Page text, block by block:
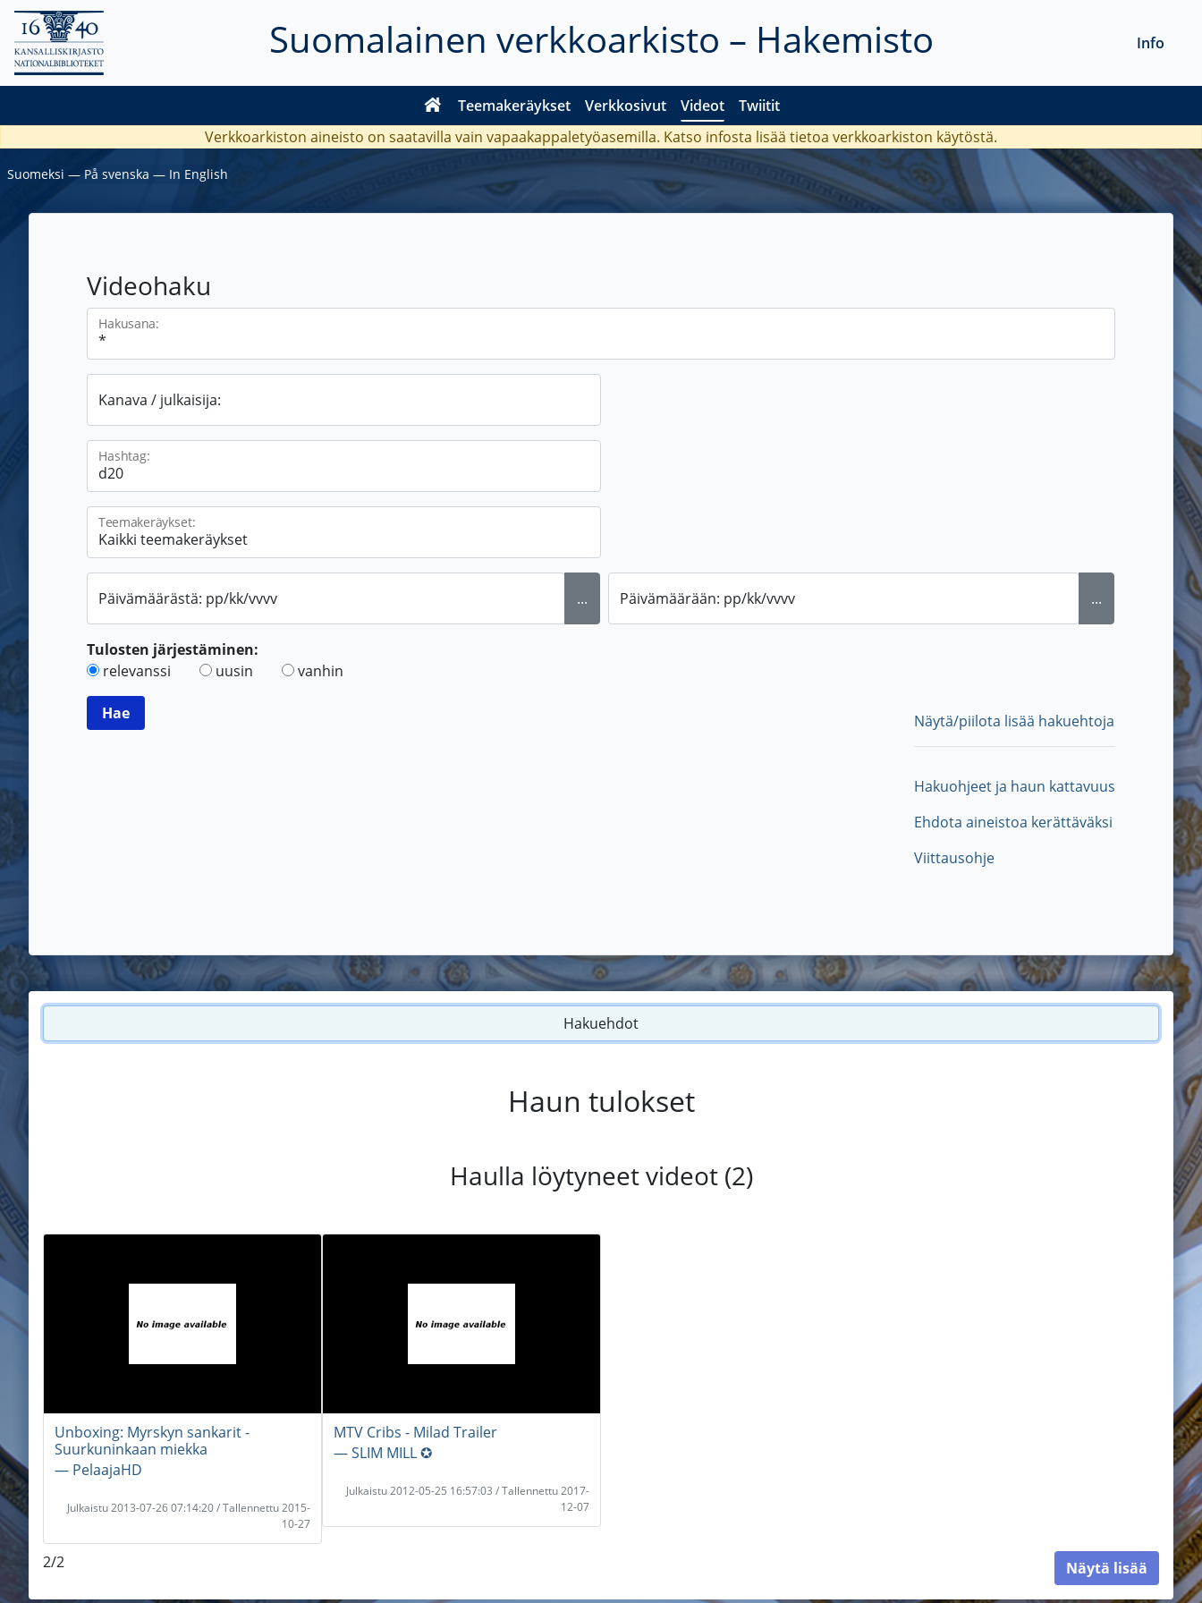
Suomalainen verkkoarkisto – Hakemisto
Teemakeräykset Verkkosivut Videot Twiitit
Info
Verkkoarkiston aineisto on saatavilla vain vapaakappaletyöasemilla. Katso infosta lisää tietoa verkkoarkiston käytöstä.
Suomeksi ― På svenska ― In English
Videohaku
Hakusana:
Kanava / julkaisija:
Hashtag:
Teemakeräykset:
Päivämäärästä: pp/kk/vvvv ... Päivämäärään: pp/kk/vvvv ...
Tulosten järjestäminen:
relevanssi
uusin vanhin
Näytä/piilota lisää hakuehtoja
Hakuohjeet ja haun kattavuus
Ehdota aineistoa kerättäväksi
Viittausohje
Hakuehdot
Haun tulokset
Haulla löytyneet videot (2)
Unboxing: Myrskyn sankarit -
Suurkuninkaan miekka
― PelaajaHD
Julkaistu 2013-07-26 07:14:20 / Tallennettu 2015-
10-27
MTV Cribs - Milad Trailer
― SLIM MILL ✪
Julkaistu 2012-05-25 16:57:03 / Tallennettu 2017-
12-07
2/2 Näytä lisää